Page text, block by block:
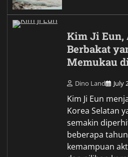
Kim Ji
Berbakat
Memukau
Dino Land July
Kim Ji Eun
Korea Selatan
semakin
beberapa
kemampuan